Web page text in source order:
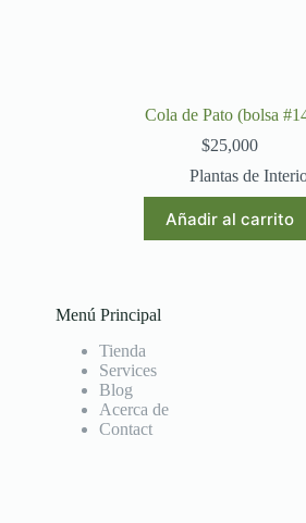
Cola de Pato (bolsa
$25,000
Plantas de
Añadir al carrito
Menú Principal
Tienda
Services
Blog
Acerca de
Contact